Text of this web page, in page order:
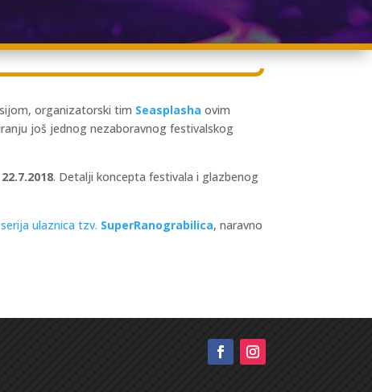
organizatorski tim Seasplasha ovim
još jednog nezaboravnog festivalskog
. Detalji koncepta festivala i glazbenog
ulaznica tzv. SuperRanograbilica, naravno